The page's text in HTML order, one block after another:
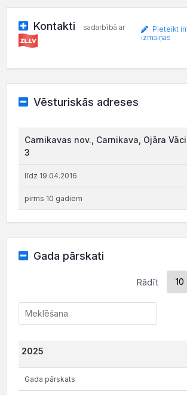
Kontakti sadarbībā ar
Pieteikt
izmaiņas
Vēsturiskās adreses
Carnikavas nov., Carnikava, Ojāra
3
līdz 19.04.2016
pirms 10 gadiem
Gada pārskati
Rādīt
2025
Gada pārskats